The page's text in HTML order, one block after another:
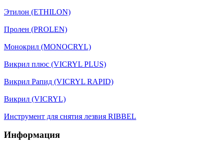
Этилон (ETHILON)
Пролен (PROLEN)
Монокрил (MONOCRYL)
Викрил плюс (VICRYL PLUS)
Викрил Рапид (VICRYL RAPID)
Викрил (VICRYL)
Инструмент для снятия лезвия RIBBEL
Информация